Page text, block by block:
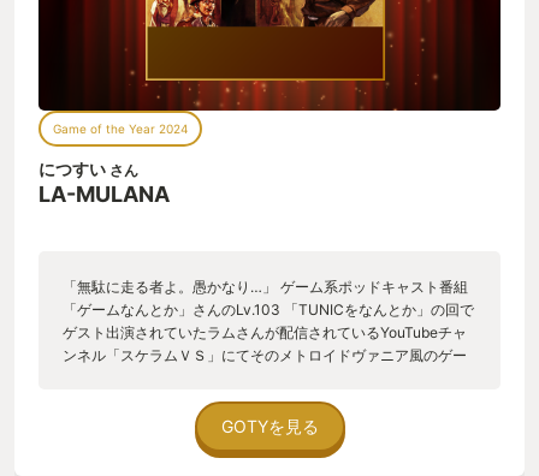
Game of the Year 2024
につすい さん
LA-MULANA
「無駄に走る者よ。愚かなり…」 ゲーム系ポッドキャスト番組
「ゲームなんとか」さんのLv.103 「TUNICをなんとか」の回で
ゲスト出演されていたラムさんが配信されているYouTubeチャ
ンネル「スケラムＶＳ」にてそのメトロイドヴァニア風のゲー
事の無いタイトル。 どんなゲーム？ そんな風に思いながら動画
を見ていると、ドットなキャラクターがムチを振ったりジャン
プしたり子供の頃から散々親しんだファミコンのゲームを思い
GOTYを見る